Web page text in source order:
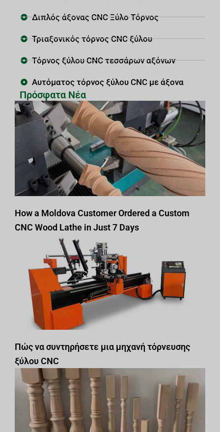
Διπλός άξονας CNC Ξύλο Τόρνος
Τριαξονικός τόρνος CNC ξύλου
Τόρνος ξύλου CNC τεσσάρων αξόνων
Αυτόματος τόρνος ξύλου CNC με άξονα
Πρόσφατα Νέα
How a Moldova Customer Ordered a Custom
CNC Wood Lathe in Just 7 Days
Πώς να συντηρήσετε μια μηχανή τόρνευσης
ξύλου CNC